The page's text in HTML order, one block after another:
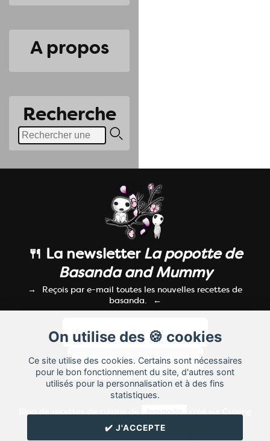
A propos
Recherche
On utilise des 🍪 cookies
Ce site utilise des cookies. Certains sont nécessaires
pour le bon fonctionnement du site, d'autres sont
utilisés pour la personnalisation et à des fins
statistiques.
✔️ J'ACCEPTE
🍴 La newsletterLa popotte de
Basanda and Mummy
Reçois par e-mail toutes les nouvelles recettes de
basanda.
✉️ Contacter basanda